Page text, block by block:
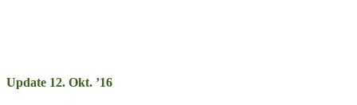
Update 12. Okt. ’16